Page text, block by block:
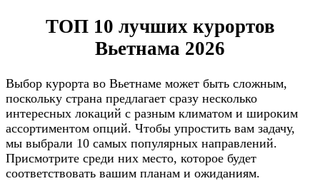
ТОП 10 лучших курортов
Вьетнама 2026
Выбор курорта во Вьетнаме может быть сложным,
поскольку страна предлагает сразу несколько
интересных локаций с разным климатом и широким
ассортиментом опций. Чтобы упростить вам задачу,
мы выбрали 10 самых популярных направлений.
Присмотрите среди них место, которое будет
соответствовать вашим планам и ожиданиям.